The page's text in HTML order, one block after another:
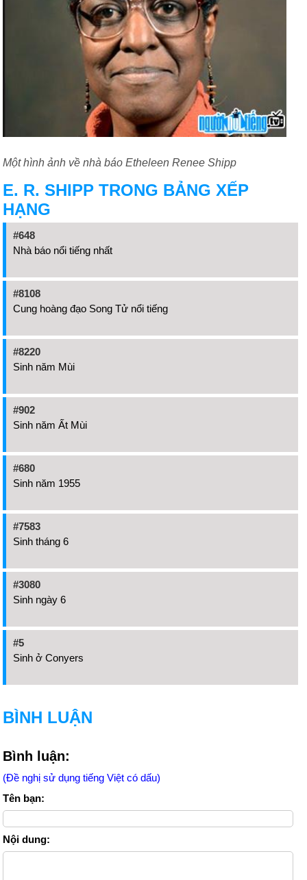
Một hình ảnh về nhà báo Etheleen Renee Shipp
E. R. SHIPP TRONG BẢNG XẾP
HẠNG
#648
Nhà báo nổi tiếng nhất
#8108
Cung hoàng đạo Song Tử nổi tiếng
#8220
Sinh năm Mùi
#902
Sinh năm Ất Mùi
#680
Sinh năm 1955
#7583
Sinh tháng 6
#3080
Sinh ngày 6
#5
Sinh ở Conyers
BÌNH LUẬN
Bình luận:
(Đề nghị sử dụng tiếng Việt có dấu)
Tên bạn:
Nội dung: